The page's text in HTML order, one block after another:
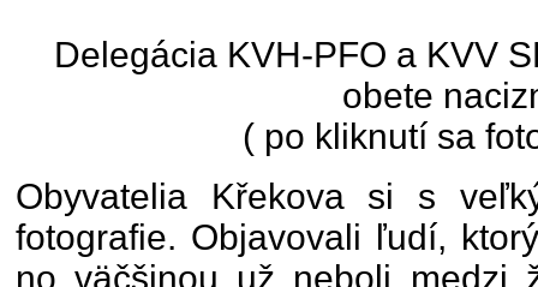
Delegácia KVH-PFO a KVV
obete
( po kliknutí sa
Obyvatelia Křekova si s
fotografie. Objavovali ľudí,
no väčšinou už neboli medzi